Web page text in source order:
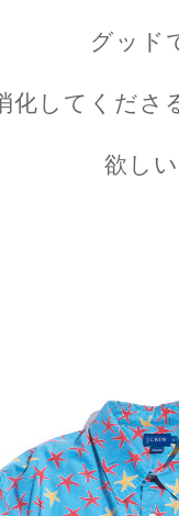
グッド
化してくださ
欲し